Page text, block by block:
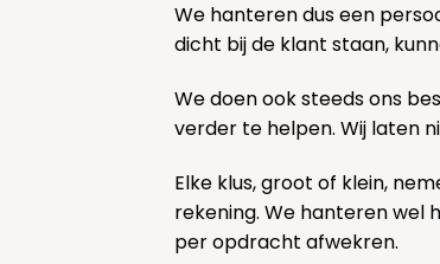
We hanteren dus een
dicht bij de klant staan,
We doen ook steeds ons
verder te helpen. Wij laten
Elke klus, groot of klein,
rekening. We hanteren wel
per opdracht afwekren.